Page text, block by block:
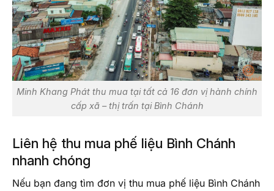
Minh Khang Phát thu mua tại tất cả 16 đơn vị hành chính
cấp xã – thị trấn tại Bình Chánh
Liên hệ thu mua phế liệu Bình Chánh
nhanh chóng
Nếu bạn đang tìm đơn vị thu mua phế liệu Bình Chánh